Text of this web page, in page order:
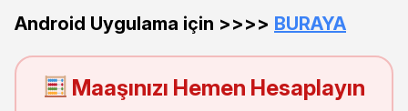
Android Uygulama için >>>> BURAYA
Maaşınızı Hemen Hesaplayın